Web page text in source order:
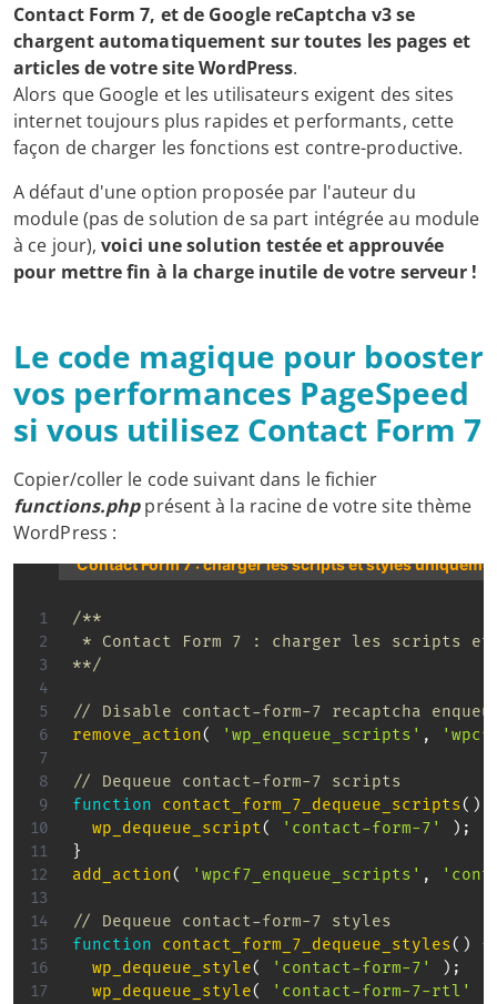
Contact Form 7, et de Google reCaptcha v3 se
chargent automatiquement sur toutes les pages et
articles de votre site WordPress.
Alors que Google et les utilisateurs exigent des sites
internet toujours plus rapides et performants, cette
façon de charger les fonctions est contre-productive.
A défaut d'une option proposée par l'auteur du
module (pas de solution de sa part intégrée au module
à ce jour),voici une solution testée et approuvée
pour mettre fin à la charge inutile de votre serveur !
Le code magique pour booster
vos performances PageSpeed
si vous utilisez Contact Form 7
Copier/coller le code suivant dans le fichier
functions.phpprésent à la racine de votre site thème
WordPress :
Contact Form 7 : charger les scripts et styles
/**
* Contact Form 7 : charger les scripts
**/
// Disable contact-form-7 recaptcha
remove_action( 'wp_enqueue_scripts' ,
// Dequeue contact-form-7 scripts
function
contact_form_7_dequeue_scripts( )
wp_dequeue_script( 'contact-form-7' ) ;
}
add_action( 'wpcf7_enqueue_scripts' ,
// Dequeue contact-form-7 styles
function
contact_form_7_dequeue_styles( )
{
wp_dequeue_style( 'contact-form-7' ) ;
wp_dequeue_style( 'contact-form-7-rtl'